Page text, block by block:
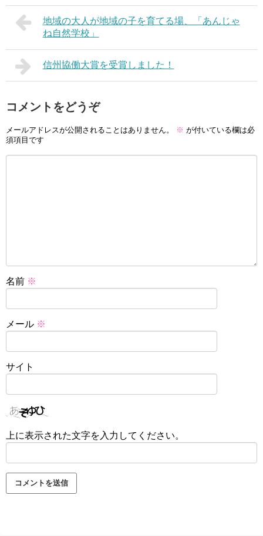
地域の大人が地域の子を育てる場、「あんじゃ
ね自然学校」
信州協働大賞を受賞しました！
コメントをどうぞ
メールアドレスが公開されることはありません。 ※ が付いている欄は必
須項目です
名前 ※
メール ※
サイト
上に表示された文字を入力してください。